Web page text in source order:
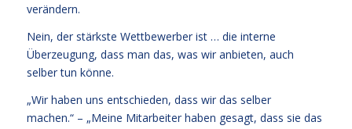
verändern.
Nein, der stärkste Wettbewerber ist … die interne
Überzeugung, dass man das, was wir anbieten, auch
selber tun könne.
„Wir haben uns entschieden, dass wir das selber
machen.“ – „Meine Mitarbeiter haben gesagt, dass sie das